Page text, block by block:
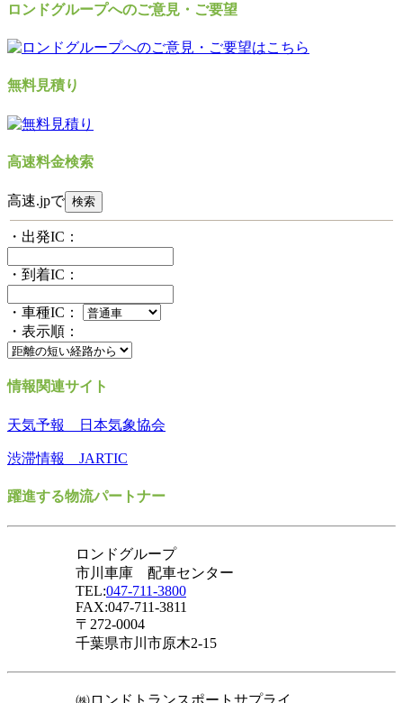
ロンドグループへのご意見・ご要望
無料見積り
高速料金検索
高速.jpで
・出発IC：
・到着IC：
・車種IC：
・表示順：
情報関連サイト
天気予報 日本気象協会
渋滞情報 JARTIC
躍進する物流パートナー
ロンドグループ
市川車庫 配車センター
TEL:047-711-3800
FAX:047-711-3811
〒272-0004
千葉県市川市原木2-15